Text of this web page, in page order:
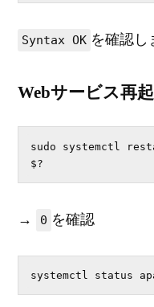
Syntax OK を確認し
Webサービス再
sudo systemctl
$?
→ 0 を確認
systemctl status